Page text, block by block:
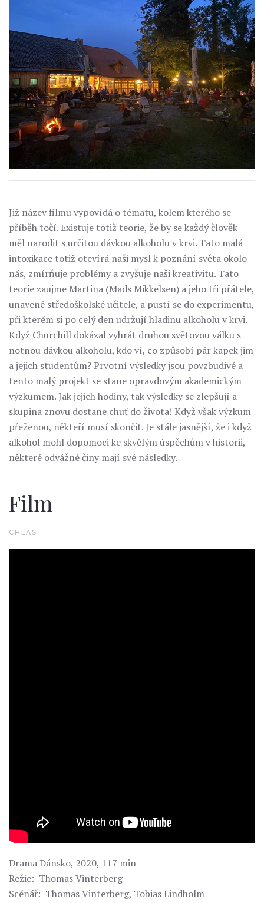
Již název filmu vypovídá o tématu, kolem kterého se
příběh točí. Existuje totiž teorie, že by se každý člověk
měl narodit s určitou dávkou alkoholu v krvi. Tato malá
intoxikace totiž otevírá naši mysl k poznání světa okolo
nás, zmírňuje problémy a zvyšuje naši kreativitu. Tato
teorie zaujme Martina (Mads Mikkelsen) a jeho tři přátele,
unavené středoškolské učitele, a pustí se do experimentu,
při kterém si po celý den udržují hladinu alkoholu v krvi.
Když Churchill dokázal vyhrát druhou světovou válku s
notnou dávkou alkoholu, kdo ví, co způsobí pár kapek jim
a jejich studentům? Prvotní výsledky jsou povzbudivé a
tento malý projekt se stane opravdovým akademickým
výzkumem. Jak jejich hodiny, tak výsledky se zlepšují a
skupina znovu dostane chuť do života! Když však výzkum
přeženou, někteří musí skončit. Je stále jasnější, že i když
alkohol mohl dopomoci ke skvělým úspěchům v historii,
některé odvážné činy mají své následky.
Film
CHLAST
Drama Dánsko, 2020, 117 min
Režie: Thomas Vinterberg
Scénář: Thomas Vinterberg, Tobias Lindholm